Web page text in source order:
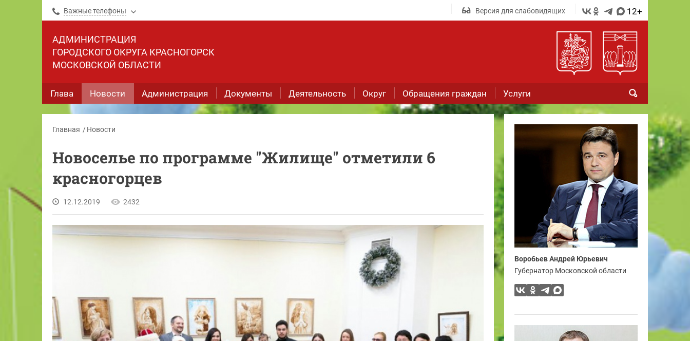
Важные телефоны Версия для слабовидящих 12+
АДМИНИСТРАЦИЯ
ГОРОДСКОГО ОКРУГА КРАСНОГОРСК
МОСКОВСКОЙ ОБЛАСТИ
Глава Новости Администрация Документы Деятельность Округ Обращения граждан Услуги
Главная Новости
Новоселье по программе "Жилище" отметили 6
красногорцев
12.12.2019 2432
Воробьев Андрей Юрьевич
Губернатор Московской области